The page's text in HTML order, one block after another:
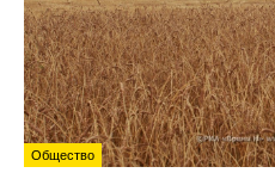
Общество